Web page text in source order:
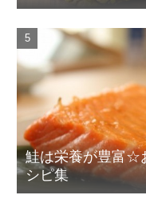
鮭は栄養が豊富☆
シピ集